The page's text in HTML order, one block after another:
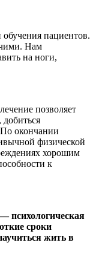
пациентов.
Нам
на ноги,
позволяет
окончании
физической
хорошим
к
психологическая
сроки
жить в